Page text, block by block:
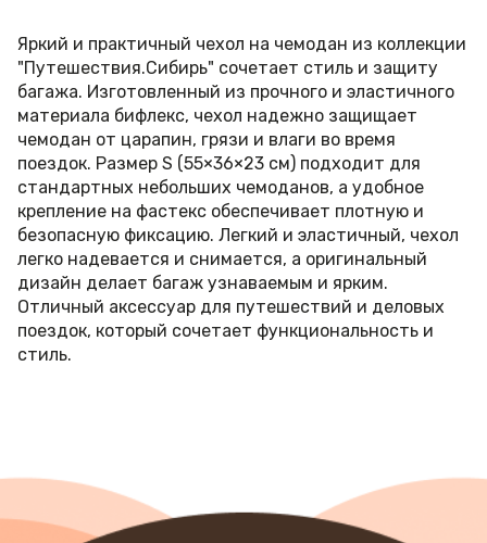
Яркий и практичный чехол на чемодан из коллекции
"Путешествия.Сибирь" сочетает стиль и защиту
багажа. Изготовленный из прочного и эластичного
материала бифлекс, чехол надежно защищает
чемодан от царапин, грязи и влаги во время
поездок. Размер S (55×36×23 см) подходит для
стандартных небольших чемоданов, а удобное
крепление на фастекс обеспечивает плотную и
безопасную фиксацию. Легкий и эластичный, чехол
легко надевается и снимается, а оригинальный
дизайн делает багаж узнаваемым и ярким.
Отличный аксессуар для путешествий и деловых
поездок, который сочетает функциональность и
стиль.